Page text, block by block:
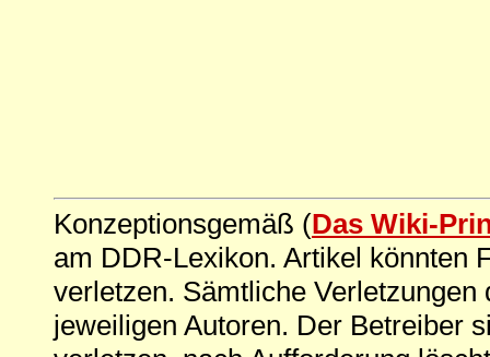
Konzeptionsgemäß (Das Wiki-
am DDR-Lexikon. Artikel könnten
verletzen. Sämtliche
jeweiligen Autoren. Der Betreiber